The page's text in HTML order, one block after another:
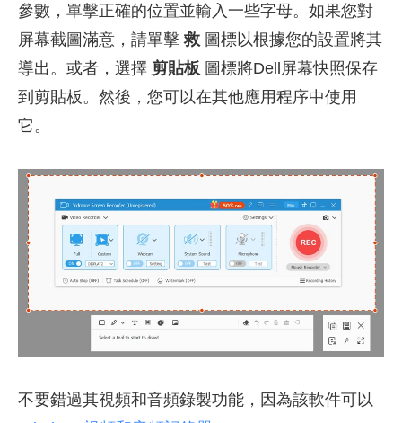
參數，單擊正確的位置並輸入一些字母。如果您對
屏幕截圖滿意，請單擊救 圖標以根據您的設置將其
導出。或者，選擇 剪貼板 圖標將Dell屏幕快照保存
到剪貼板。然後，您可以在其他應用程序中使用
它。
不要錯過其視頻和音頻錄製功能，因為該軟件可以